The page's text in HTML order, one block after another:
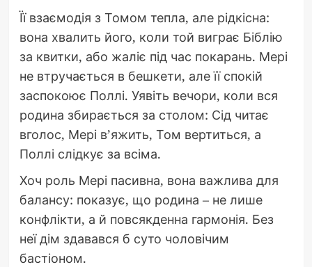
Її взаємодія з Томом тепла, але рідкісна:
вона хвалить його, коли той виграє Біблію
за квитки, або жаліє під час покарань. Мері
не втручається в бешкети, але її спокій
заспокоює Поллі. Уявіть вечори, коли вся
родина збирається за столом: Сід читає
вголос, Мері в’яжить, Том вертиться, а
Поллі слідкує за всіма.
Хоч роль Мері пасивна, вона важлива для
балансу: показує, що родина – не лише
конфлікти, а й повсякденна гармонія. Без
неї дім здавався б суто чоловічим
бастіоном.